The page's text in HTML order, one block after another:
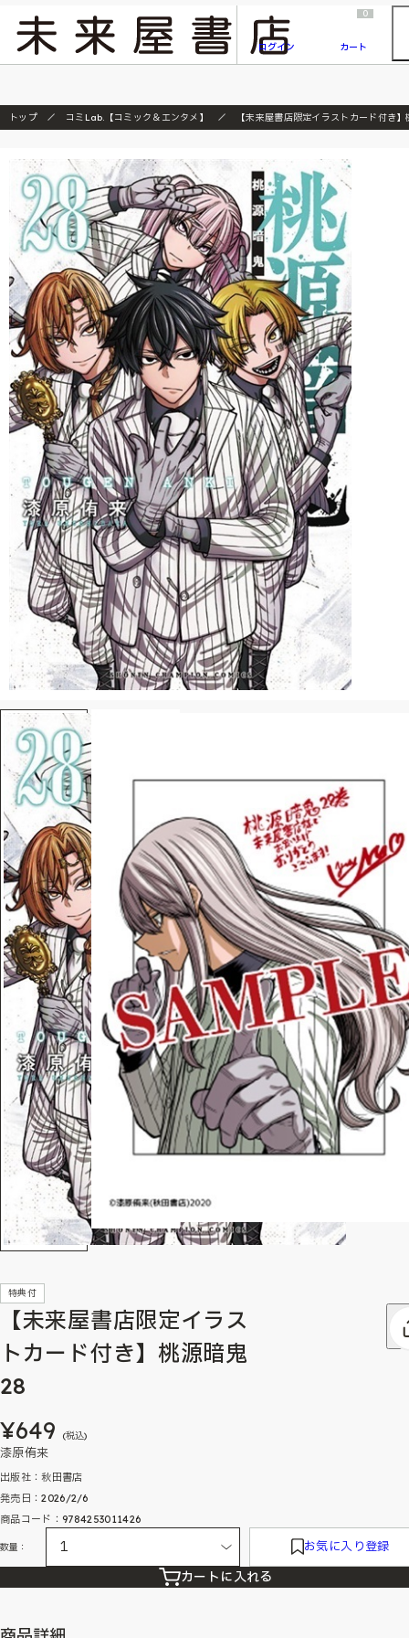
『ONE PIECE magazine 021 ONE PIECEカード付き同梱版』発売延期のご案内
ログイン
0
カート
トップ コミLab.【コミック＆エンタメ】 【未来屋書店限定イラストカード付き
特典付
【未来屋書店限定イラス
トカード付き】桃源暗鬼
28
¥649 (税込)
漆原侑来
出版社：秋田書店
発売日：2026/2/6
商品コード：9784253011426
数量： お気に入り登録
カートに入れる